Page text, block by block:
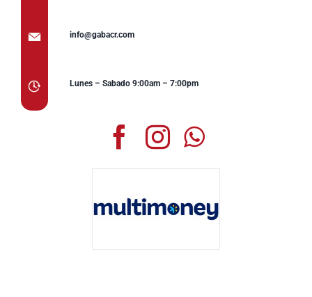
info@gabacr.com
Lunes – Sabado 9:00am – 7:00pm